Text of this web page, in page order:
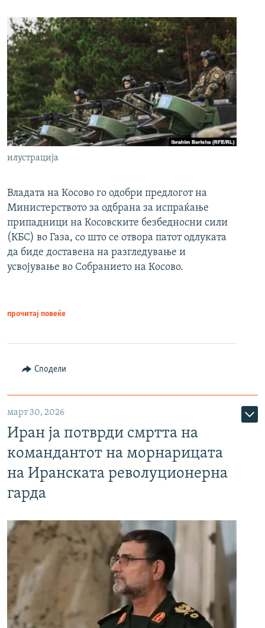
илустрација
Владата на Косово го одобри предлогот на
Министерството за одбрана за испраќање
припадници на Косовските безбедносни сили
(КБС) во Газа, со што се отвора патот одлуката
да биде доставена на разгледување и
усвојување во Собранието на Косово.
прочитај повеќе
Сподели
март 30, 2026
Иран ја потврди смртта на
командантот на морнарицата
на Иранската револуционерна
гарда